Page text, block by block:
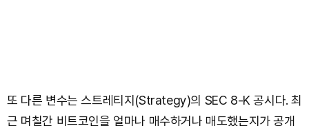
또 다른 변수는 스트레티지(Strategy)의 SEC 8-K 공시다. 최
근 며칠간 비트코인을 얼마나 매수하거나 매도했는지가 공개